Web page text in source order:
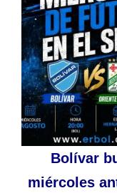
Bolívar
miércoles